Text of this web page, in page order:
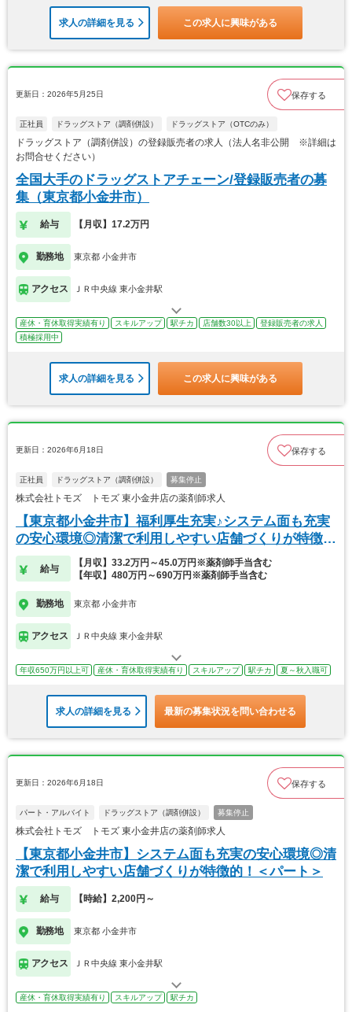
求人の詳細を見る この求人に興味がある
更新日：2026年5月25日 保存する
正社員 ドラッグストア（調剤併設） ドラッグストア（OTCのみ）
ドラッグストア（調剤併設）の登録販売者の求人（法人名非公開 ※詳細は
お問合せください）
全国大手のドラッグストアチェーン/登録販売者の募
集（東京都小金井市）
給与 【月収】17.2万円
勤務地 東京都 小金井市
アクセス ＪＲ中央線 東小金井駅
産休・育休取得実績有り スキルアップ 駅チカ 店舗数30以上
登録販売者の求人
積極採用中
求人の詳細を見る この求人に興味がある
更新日：2026年6月18日 保存する
正社員 ドラッグストア（調剤併設） 募集停止
株式会社トモズ トモズ 東小金井店の薬剤師求人
【東京都小金井市】福利厚生充実♪システム面も充実
の安心環境◎清潔で利用しやすい店舗づくりが特徴
的！
給与
【月収】33.2万円～45.0万円※薬剤師手当含む
【年収】480万円～690万円※薬剤師手当含む
勤務地 東京都 小金井市
アクセス ＪＲ中央線 東小金井駅
年収650万円以上可 産休・育休取得実績有り スキルアップ 駅チカ 夏～秋入職可
求人の詳細を見る 最新の募集状況を問い合わせる
更新日：2026年6月18日 保存する
パート・アルバイト ドラッグストア（調剤併設） 募集停止
株式会社トモズ トモズ 東小金井店の薬剤師求人
【東京都小金井市】システム面も充実の安心環境◎清
潔で利用しやすい店舗づくりが特徴的！＜パート＞
給与 【時給】2,200円～
勤務地 東京都 小金井市
アクセス ＪＲ中央線 東小金井駅
産休・育休取得実績有り スキルアップ 駅チカ